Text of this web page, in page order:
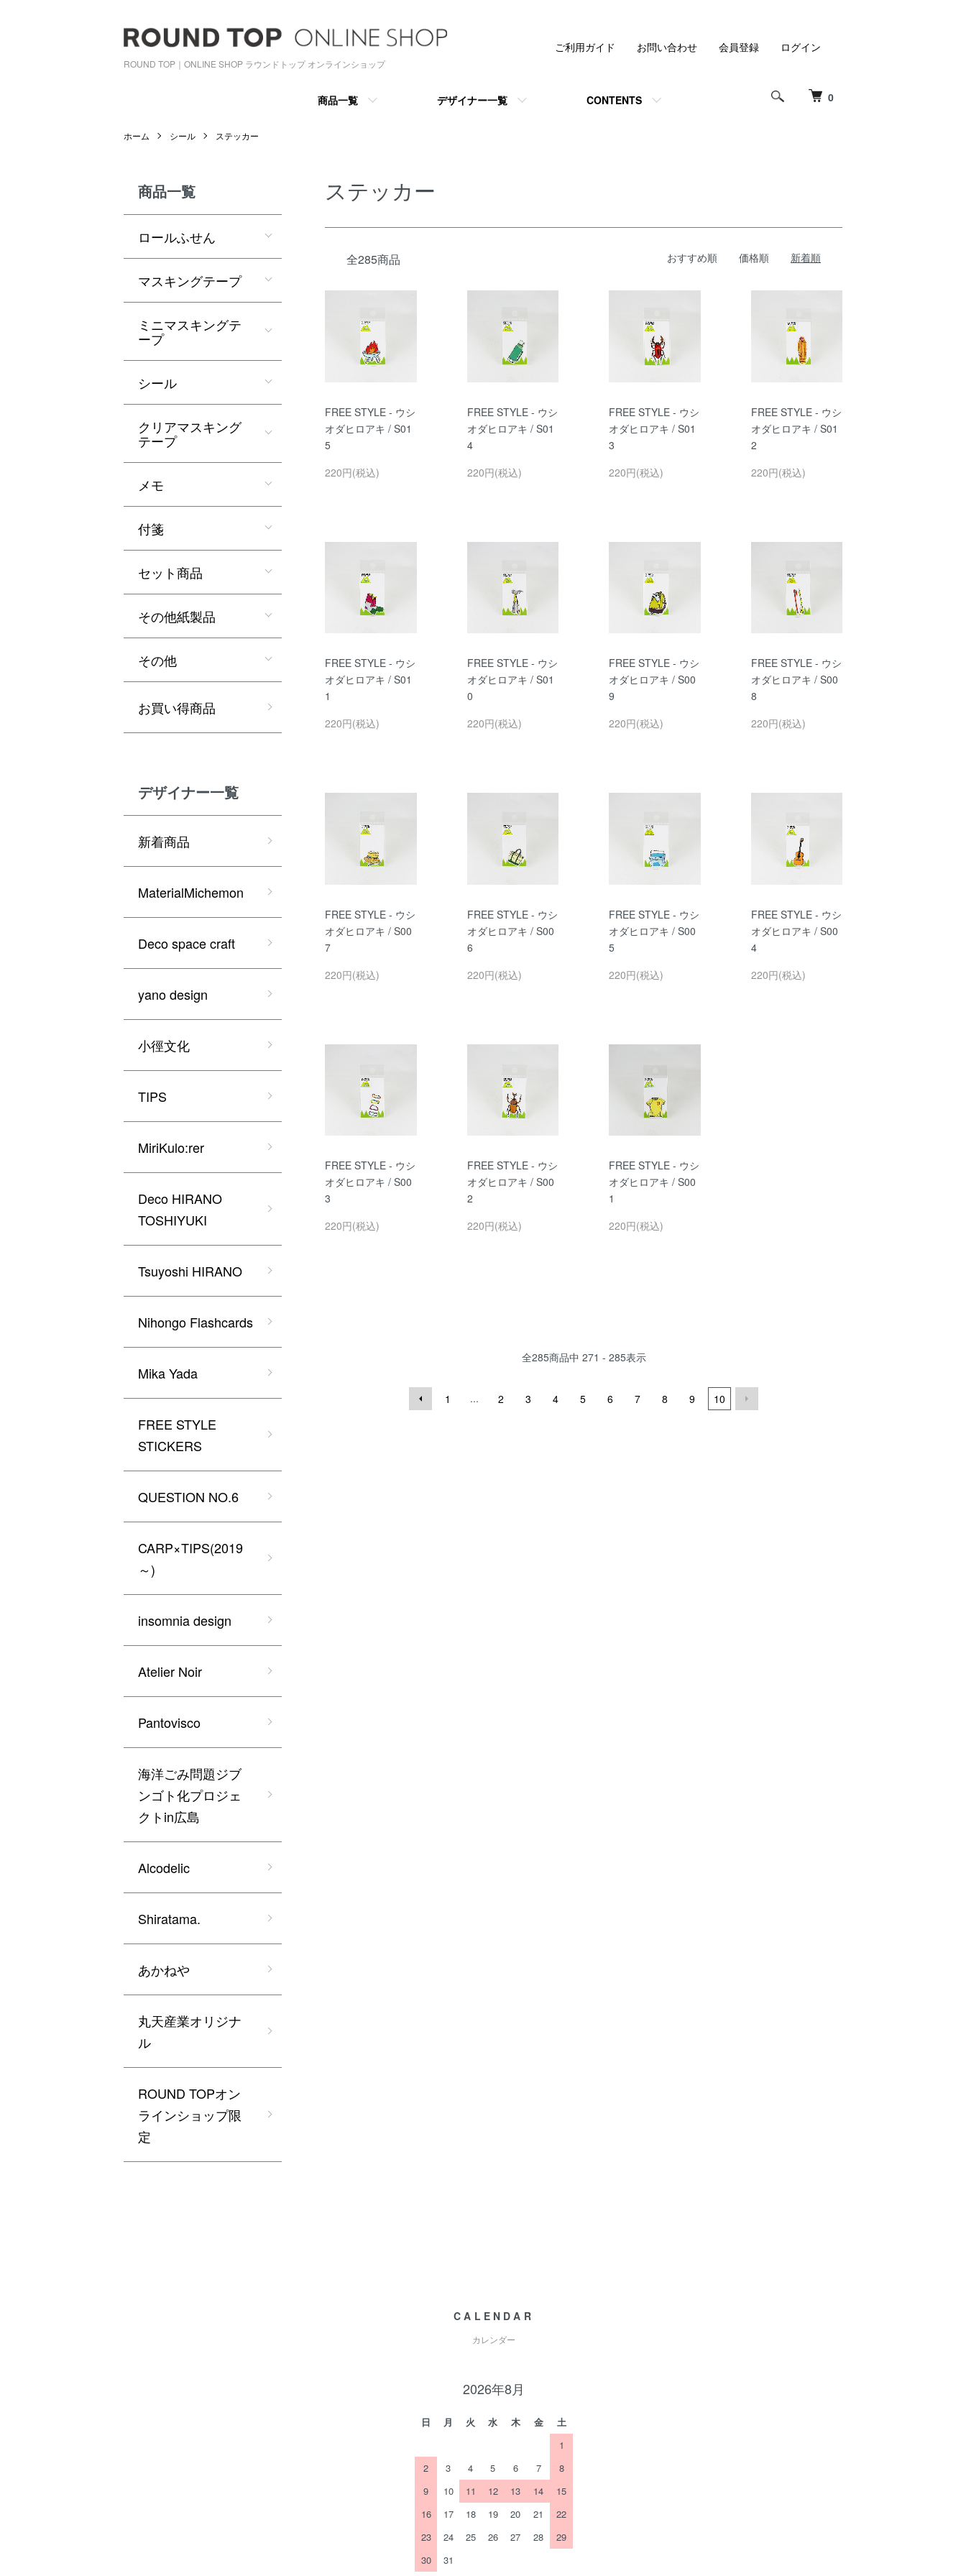
ROUND TOP｜ONLINE SHOP ラウンドトップ オンラインショップ
0
商品一覧 デザイナー一覧 CONTENTS
ご利用ガイド お問い合わせ 会員登録 ログイン
ホーム シール ステッカー
ステッカー
全285商品 おすすめ順 価格順 新着順
FREE STYLE - ウシ
オダヒロアキ / S01
5
220円(税込)
FREE STYLE - ウシ
オダヒロアキ / S01
4
220円(税込)
FREE STYLE - ウシ
オダヒロアキ / S01
3
220円(税込)
FREE STYLE - ウシ
オダヒロアキ / S01
2
220円(税込)
FREE STYLE - ウシ
オダヒロアキ / S01
1
220円(税込)
FREE STYLE - ウシ
オダヒロアキ / S01
0
220円(税込)
FREE STYLE - ウシ
オダヒロアキ / S00
9
220円(税込)
FREE STYLE - ウシ
オダヒロアキ / S00
8
220円(税込)
FREE STYLE - ウシ
オダヒロアキ / S00
7
220円(税込)
FREE STYLE - ウシ
オダヒロアキ / S00
6
220円(税込)
FREE STYLE - ウシ
オダヒロアキ / S00
5
220円(税込)
FREE STYLE - ウシ
オダヒロアキ / S00
4
220円(税込)
FREE STYLE - ウシ
オダヒロアキ / S00
3
220円(税込)
FREE STYLE - ウシ
オダヒロアキ / S00
2
220円(税込)
FREE STYLE - ウシ
オダヒロアキ / S00
1
220円(税込)
全285商品中 271 - 285表示
1 ... 2 3 4 5 6 7 8 9 10
商品一覧
ロールふせん
マスキングテープ
ミニマスキングテ
ープ
シール
クリアマスキング
テープ
メモ
付箋
セット商品
その他紙製品
その他
お買い得商品
デザイナー一覧
新着商品
MaterialMichemon
Deco space craft
yano design
小徑文化
TIPS
MiriKulo:rer
Deco HIRANO
TOSHIYUKI
Tsuyoshi HIRANO
Nihongo Flashcards
Mika Yada
FREE STYLE
STICKERS
QUESTION NO.6
CARP×TIPS(2019
～)
insomnia design
Atelier Noir
Pantovisco
海洋ごみ問題ジブ
ンゴト化プロジェ
クトin広島
Alcodelic
Shiratama.
あかねや
丸天産業オリジナ
ル
ROUND TOPオン
ラインショップ限
定
CALENDAR
カレンダー
2026年8月
日 月 火 水 木 金
土
1
2
3 4 5 6 7
8
9
10 11 12 13 14
15
16
17 18 19 20 21
22
23
24 25 26 27 28
29
30
31